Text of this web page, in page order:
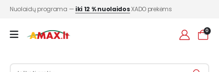
Nuolaidų programa — iki 12 % nuolaidosXADO prekėms
0